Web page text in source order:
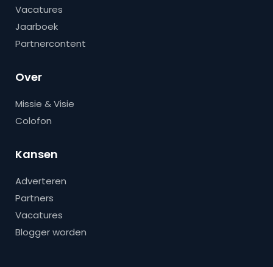
Vacatures
Jaarboek
Partnercontent
Over
Missie & Visie
Colofon
Kansen
Adverteren
Partners
Vacatures
Blogger worden